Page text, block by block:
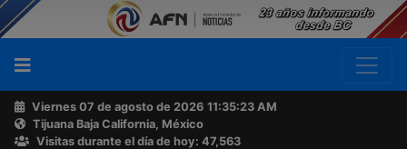
Viernes 07 de agosto de 2026 11:35:24 AM
Tijuana Baja California, México
Visitas durante el día de hoy: 47,563
Buscador